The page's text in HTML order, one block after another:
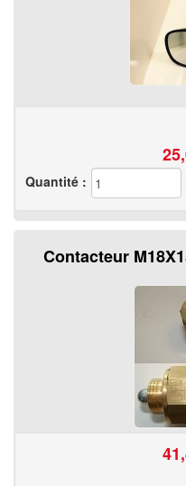
Quantité :
Contacteur